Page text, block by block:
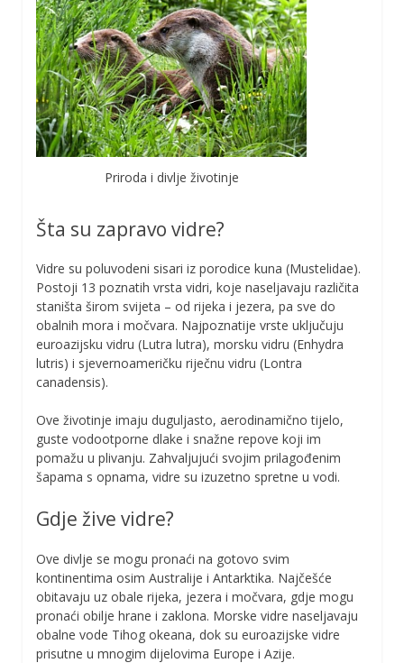
Priroda i divlje životinje
Šta su zapravo vidre?
Vidre su poluvodeni sisari iz porodice kuna (Mustelidae).
Postoji 13 poznatih vrsta vidri, koje naseljavaju različita
staništa širom svijeta – od rijeka i jezera, pa sve do
obalnih mora i močvara. Najpoznatije vrste uključuju
euroazijsku vidru (Lutra lutra), morsku vidru (Enhydra
lutris) i sjevernoameričku riječnu vidru (Lontra
canadensis).
Ove životinje imaju duguljasto, aerodinamično tijelo,
guste vodootporne dlake i snažne repove koji im
pomažu u plivanju. Zahvaljujući svojim prilagođenim
šapama s opnama, vidre su izuzetno spretne u vodi.
Gdje žive vidre?
Ove divlje se mogu pronaći na gotovo svim
kontinentima osim Australije i Antarktika. Najčešće
obitavaju uz obale rijeka, jezera i močvara, gdje mogu
pronaći obilje hrane i zaklona. Morske vidre naseljavaju
obalne vode Tihog okeana, dok su euroazijske vidre
prisutne u mnogim dijelovima Europe i Azije.